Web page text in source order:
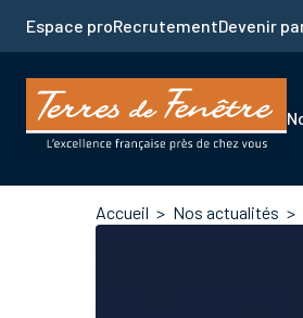
contenu
principal
Espace proRecrutementDevenir
Fil
Accueil Nos actualités